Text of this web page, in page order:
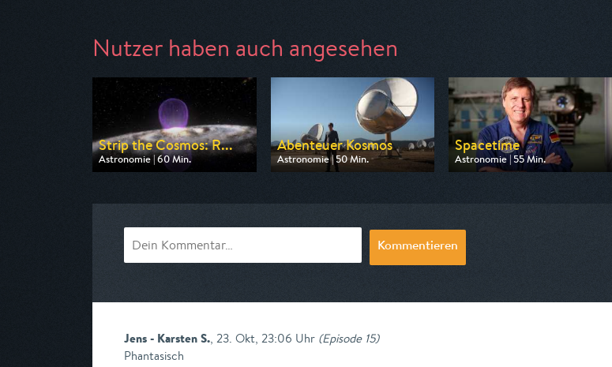
Nutzer haben auch angesehen
Strip the Cosmos: R...
Astronomie | 60 Min.
Ausgestrahlt von WELT
Abenteuer Kosmos
Astronomie | 50 Min.
Ausgestrahlt von ARD alpha
Spacetime
Astronomie | 55 Min.
Ausgestrahlt von N24 Doku
Kommentieren
Jens - Karsten S., 23. Okt, 23:06 Uhr (Episode 15)
Phantasisch